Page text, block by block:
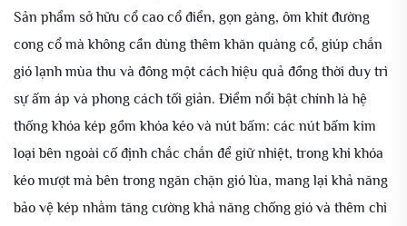
Sản phẩm sở hữu cổ cao cổ điển, gọn gàng, ôm khít đường
cong cổ mà không cần dùng thêm khăn quàng cổ, giúp chắn
gió lạnh mùa thu và đông một cách hiệu quả đồng thời duy trì
sự ấm áp và phong cách tối giản. Điểm nổi bật chính là hệ
thống khóa kép gồm khóa kéo và nút bấm: các nút bấm kim
loại bên ngoài cố định chắc chắn để giữ nhiệt, trong khi khóa
kéo mượt mà bên trong ngăn chặn gió lùa, mang lại khả năng
bảo vệ kép nhằm tăng cường khả năng chống gió và thêm chi